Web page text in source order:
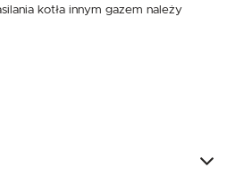
kotła innym gazem należy